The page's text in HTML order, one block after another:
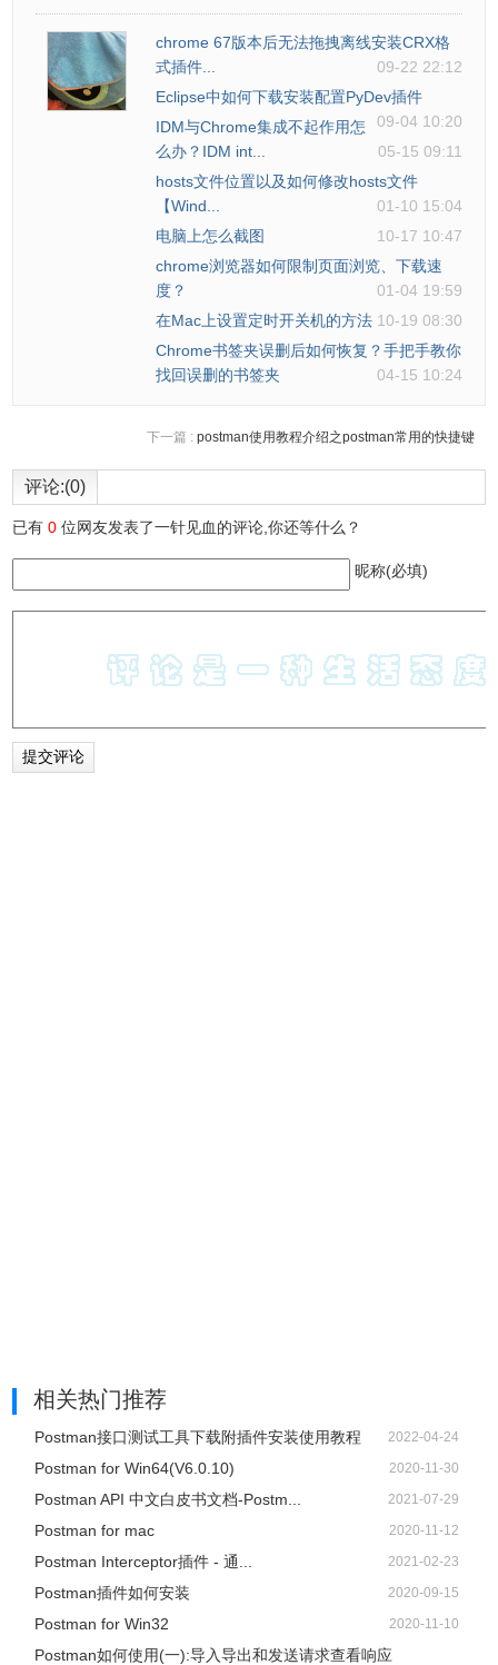
chrome 67版本后无法拖拽离线安装CRX格
式插件...
09-22 22:12
Eclipse中如何下载安装配置PyDev插件
09-04 10:20
IDM与Chrome集成不起作用怎
么办？IDM int...
05-15 09:11
hosts文件位置以及如何修改hosts文件
【Wind...
01-10 15:04
电脑上怎么截图
10-17 10:47
chrome浏览器如何限制页面浏览、下载速
度？
01-04 19:59
在Mac上设置定时开关机的方法 10-19 08:30
Chrome书签夹误删后如何恢复？手把手教你
找回误删的书签夹
04-15 10:24
下一篇 : postman使用教程介绍之postman常用的快捷键
评论:(0)
已有0 位网友发表了一针见血的评论,你还等什么？
昵称(必填)
相关热门推荐
Postman接口测试工具下载附插件安装使用教程 2022-04-24
Postman for Win64(V6.0.10) 2020-11-30
Postman API 中文白皮书文档-Postm... 2021-07-29
Postman for mac 2020-11-12
Postman Interceptor插件 - 通... 2021-02-23
Postman插件如何安装 2020-09-15
Postman for Win32 2020-11-10
Postman如何使用(一):导入导出和发送请求查看响应